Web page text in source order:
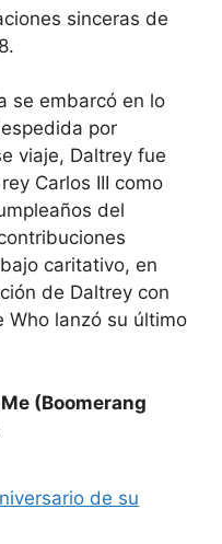
sinceras de
se embarcó en lo
por
viaje, Daltrey fue
Carlos III como
del
caritativo, en
de Daltrey con
Who lanzó su último
Me (Boomerang
de su